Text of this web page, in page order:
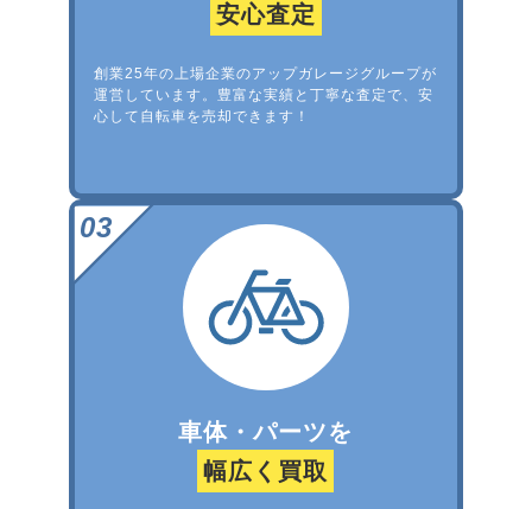
安心査定
創業25年の上場企業のアップガレージグループが
運営しています。豊富な実績と丁寧な査定で、安
心して自転車を売却できます！
車体・パーツを
幅広く買取